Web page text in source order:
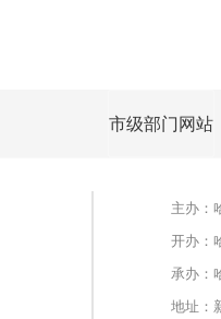
市级部门网站
主办：
开办：
承办：
地址：